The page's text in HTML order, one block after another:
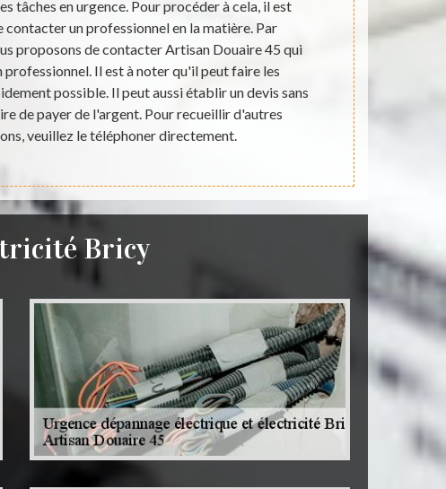
tâches en urgence. Pour procéder à cela, il est
contacter un professionnel en la matière. Par
proposons de contacter Artisan Douaire 45 qui
professionnel. Il est à noter qu'il peut faire les
possible. Il peut aussi établir un devis sans
de payer de l'argent. Pour recueillir d'autres
veuillez le téléphoner directement.
convient de
Bricy